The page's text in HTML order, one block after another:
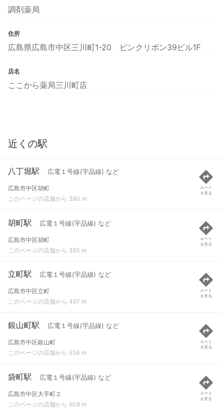
調剤薬局
住所
広島県広島市中区三川町1-20 ピンクリボン39ビル1F
店名
ここから薬局三川町店
近くの駅
八丁堀駅 広電１号線(宇品線) など
広島市中区胡町
このページの店舗から 360 m
ルート
を見る
胡町駅 広電１号線(宇品線) など
広島市中区胡町
このページの店舗から 365 m
ルート
を見る
立町駅 広電１号線(宇品線) など
広島市中区立町
このページの店舗から 467 m
ルート
を見る
銀山町駅 広電１号線(宇品線) など
広島市中区銀山町
このページの店舗から 536 m
ルート
を見る
袋町駅 広電１号線(宇品線) など
広島市中区大手町２
このページの店舗から 609 m
ルート
を見る